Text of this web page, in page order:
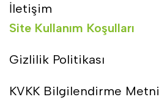
İletişim
Site Kullanım Koşulları
Gizlilik Politikası
KVKK Bilgilendirme Metni